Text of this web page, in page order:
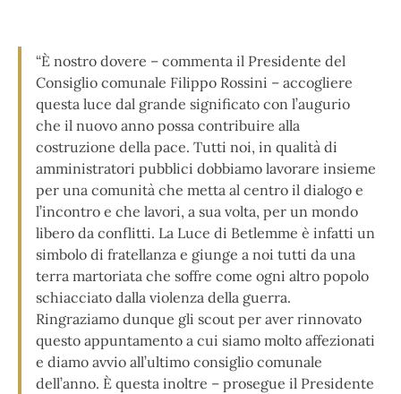
“È nostro dovere – commenta il Presidente del
Consiglio comunale Filippo Rossini – accogliere
questa luce dal grande significato con l’augurio
che il nuovo anno possa contribuire alla
costruzione della pace. Tutti noi, in qualità di
amministratori pubblici dobbiamo lavorare insieme
per una comunità che metta al centro il dialogo e
l’incontro e che lavori, a sua volta, per un mondo
libero da conflitti. La Luce di Betlemme è infatti un
simbolo di fratellanza e giunge a noi tutti da una
terra martoriata che soffre come ogni altro popolo
schiacciato dalla violenza della guerra.
Ringraziamo dunque gli scout per aver rinnovato
questo appuntamento a cui siamo molto affezionati
e diamo avvio all’ultimo consiglio comunale
dell’anno. È questa inoltre – prosegue il Presidente